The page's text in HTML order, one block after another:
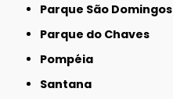
Parque São Domingos
Parque do Chaves
Pompéia
Santana